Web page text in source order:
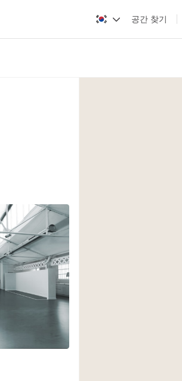
공간 찾기